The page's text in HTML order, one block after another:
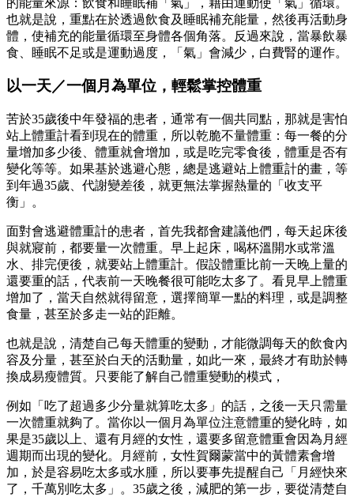
也就是說，重點在於透過飲食及睡眠補充能量，然後再活動身
體，使補充的能量循環至身體各個角落。反過來說，當暴飲暴
食、睡眠不足或是運動過度，「氣」會減少，白費腎的運作。
以一天／一個月為單位，輕鬆掌控體重
苦於35歲後中年發福的患者，通常有一個共同點，那就是害怕
站上體重計看到現在的體重，所以乾脆不量體重：每一餐的分
量增加多少後、體重就會增加，或是吃完零食後，體重是否有
變化等等。如果基於逃避心態，總是逃避站上體重計的畫，等
到年過35歲、代謝變差後，就更無法掌握熱量的「收支平
衡」。
面對會逃避體重計的患者，首先我都會建議他們，每天起床後
與就寢前，都要量一次體重。早上起床，喝杯溫開水或常溫
水、排完便後，就要站上體重計。假設體重比前一天晚上量的
還要重的話，代表前一天晚餐很可能吃太多了。看見早上體重
增加了，當天自然就得留意，選擇簡單一點的料理，或是調整
食量，甚至於多走一站的距離。
也就是說，清楚自己每天體重的變動，才能微調每天的飲食內
容及分量，甚至於白天的活動量，如此一來，最終才有助於轉
換成易瘦體質。只要能了解自己體重變動的模式，
例如「吃了超過多少分量就算吃太多」的話，之後一天只需量
一次體重就夠了。當你以一個月為單位注意體重的變化時，如
果是35歲以上、還有月經的女性，還要多留意體重會因為月經
週期而出現的變化。月經前，女性賀爾蒙當中的黃體素會增
加，於是容易吃太多或水腫，所以要事先提醒自己「月經快來
了，千萬別吃太多」。35歲之後，減肥的第一步，要從清楚自